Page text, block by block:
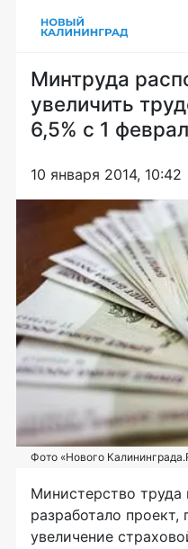
Минтруда
увеличить
6,5% с 1
10 января 2014, 10:42
Фото «Нового
Министерство
разработало
увеличение